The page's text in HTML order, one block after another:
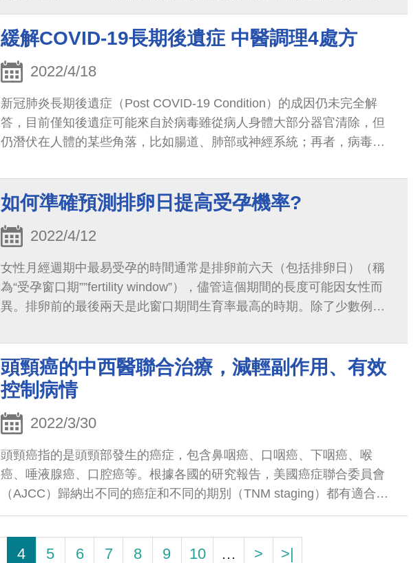
緩解COVID-19長期後遺症 中醫調理4處方
2022/4/18
新冠肺炎長期後遺症（Post COVID-19 Condition）的成因仍未完全解
答，目前僅知後遺症可能來自於病毒雖從病人身體大部分器官清除，但
仍潛伏在人體的某些角落，比如腸道、肺部或神經系統；再者，病毒肆
如何準確預測排卵日提高受孕機率?
2022/4/12
女性月經週期中最易受孕的時間通常是排卵前六天（包括排卵日）（稱
為“受孕窗口期””fertility window”），儘管這個期間的長度可能因女性而
異。排卵前的最後兩天是此窗口期間生育率最高的時期。除了少數例外
孕。
頭頸癌的中西醫聯合治療，減輕副作用、有效
控制病情
2022/3/30
頭頸癌指的是頭頸部發生的癌症，包含鼻咽癌、口咽癌、下咽癌、喉
癌、唾液腺癌、口腔癌等。根據各國的研究報告，美國癌症聯合委員會
（AJCC）歸納出不同的癌症和不同的期別（TNM staging）都有適合的
治療方法。大部分第3期、第4期的頭頸癌除了手術治療外...
4 5 6 7 8 9 10 … > >|